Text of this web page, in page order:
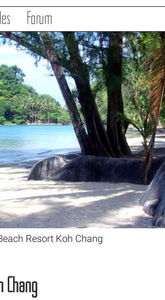
Forum
Resort Koh Chang
Chang